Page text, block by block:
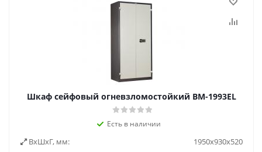
Шкаф сейфовый огневзломостойкий BM-1993EL
Есть в наличии
ВxШxГ, мм:
1950х930х520